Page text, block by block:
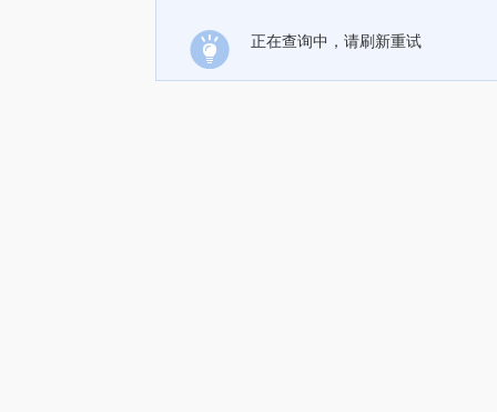
正在查询中，请刷新重试